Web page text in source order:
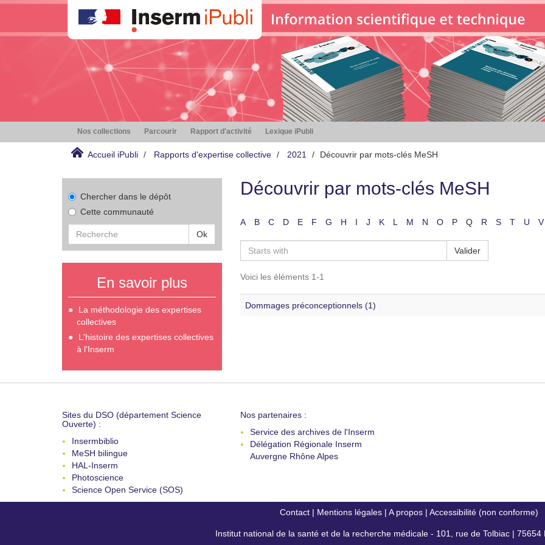
Nos collections Parcourir Rapport d'activité Lexique iPubli
Accueil iPubli Rapports d'expertise collective 2021 Découvrir par mots-clés MeSH
Chercher dans le dépôt
Cette communauté
Ok
En savoir plus
La méthodologie des expertises
collectives
L'histoire des expertises collectives
à l'Inserm
Découvrir par mots-clés MeSH
A B C D E F G H I J K L M N O P Q R S T U V
Valider
Voici les éléments 1-1
Dommages préconceptionnels (1)
Sites du DSO (département Science
Ouverte) :
Insermbiblio
MeSH bilingue
HAL-Inserm
Photoscience
Science Open Service (SOS)
Nos partenaires :
Service des archives de l'Inserm
Délégation Régionale Inserm
Auvergne Rhône Alpes
Contact| Mentions légales| A propos| Accessibilité (non conforme)
Institut national de la santé et de la recherche médicale - 101, rue de Tolbiac | 75654